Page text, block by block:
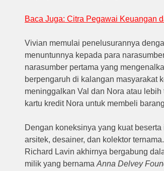
Baca Juga: Citra Pegawai Keuangan
Vivian memulai penelusurannya
menuntunnya kepada para
narasumber pertama yang
berpengaruh di kalangan masyarakat
meninggalkan Val dan Nora atau
kartu kredit Nora untuk membeli
Dengan koneksinya yang kuat
arsitek, desainer, dan kolektor ternama.
Richard Lavin akhirnya bergabung
milik yang bernama Anna Delvey